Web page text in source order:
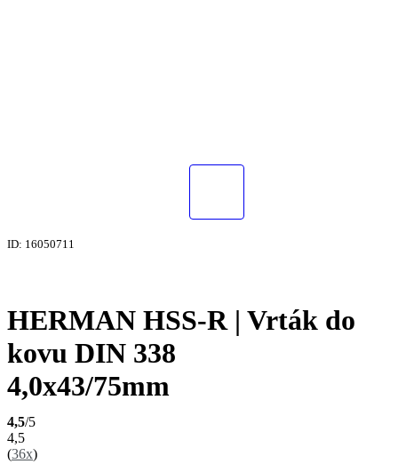
ID: 16050711
HERMAN HSS-R | Vrták do
kovu DIN 338
4,0x43/75mm
4,5/5
4,5
(36x)